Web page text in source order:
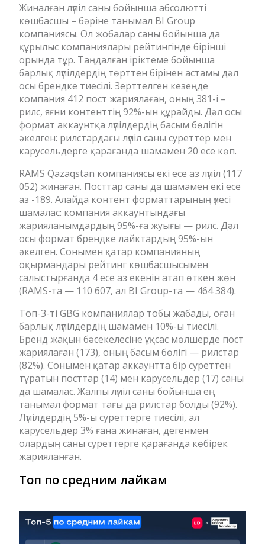
Жиналған лүпіл саны бойынша абсолютті
көшбасшы – бәріне танымал BI Group
компаниясы. Ол жобалар саны бойынша да
құрылыс компаниялары рейтингінде бірінші
орында тұр. Таңдалған іріктеме бойынша
барлық лүпілдердің төрттен бірінен астамы дәл
осы брендке тиесілі. Зерттелген кезеңде
компания 412 пост жариялаған, оның 381-і –
рилс, яғни контенттің 92%-ын құрайды. Дәл осы
формат аккаунтқа лүпілдердің басым бөлігін
әкелген: рилстардағы лүпіл саны суреттер мен
карусельдерге қарағанда шамамен 20 есе көп.
RAMS Qazaqstan компаниясы екі есе аз лүпіл (117
052) жинаған. Посттар саны да шамамен екі есе
аз -189. Алайда контент форматтарының үлесі
шамалас: компания аккаунтындағы
жарияланымдардың 95%-ға жуығы — рилс. Дәл
осы формат брендке лайктардың 95%-ын
әкелген. Сонымен қатар компанияның
оқырмандары рейтинг көшбасшысымен
салыстырғанда 4 есе аз екенін атап өткен жөн
(RAMS-та — 110 607, ал BI Group-та — 464 384).
Топ-3-ті GBG компаниялар тобы жабады, оған
барлық лүпілдердің шамамен 10%-ы тиесілі.
Бренд жақын бәсекелесіне ұқсас мөлшерде пост
жариялаған (173), оның басым бөлігі — рилстар
(82%). Сонымен қатар аккаунтта бір суреттен
тұратын посттар (14) мен карусельдер (17) саны
да шамалас. Жалпы лүпіл саны бойынша ең
танымал формат тағы да рилстар болды (92%).
Лүпілдердің 5%-ы суреттерге тиесілі, ал
карусельдер 3% ғана жинаған, дегенмен
олардың саны суреттерге қарағанда көбірек
жарияланған.
Топ по средним лайкам